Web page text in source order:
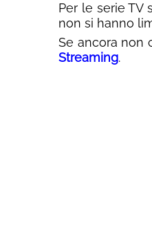
Per le serie TV
non si hanno
Se ancora non
Streaming.